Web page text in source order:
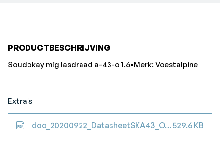
PRODUCTBESCHRIJVING
Soudokay mig lasdraad a-43-o 1.6•Merk: Voestalpine
Extra’s
doc_20200922_DatasheetSKA43_OCoredWire529.6 KB